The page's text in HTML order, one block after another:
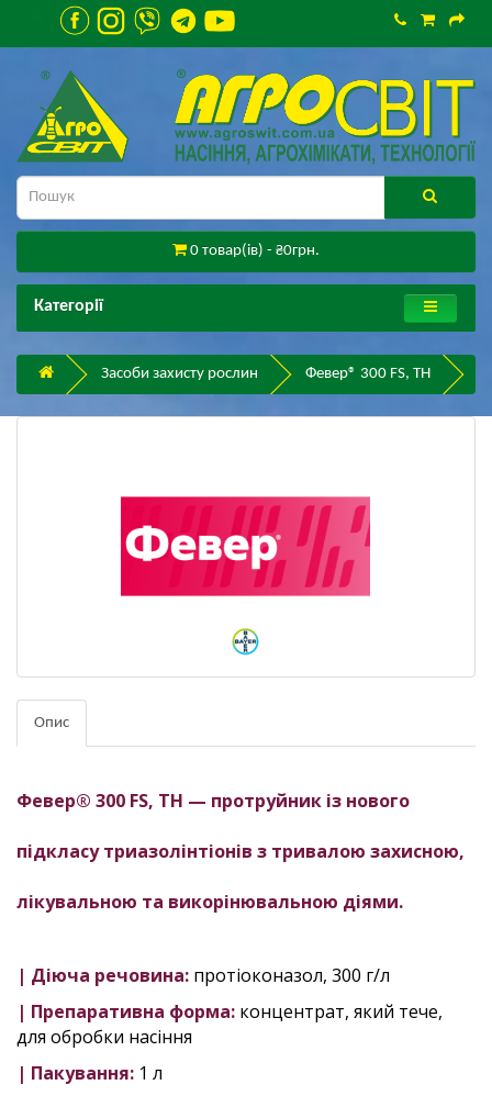
0 товар(ів) - ₴0грн.
Категорії
Засоби захисту рослин Февер® 300 FS, ТН
Опис
Февер® 300 FS, ТН — протруйник із нового
підкласу триазолінтіонів з тривалою захисною,
лікувальною та викорінювальною діями.
| Діюча речовина: протіоконазол, 300 г/л
| Препаративна форма: концентрат, який тече,
для обробки насіння
| Пакування: 1 л